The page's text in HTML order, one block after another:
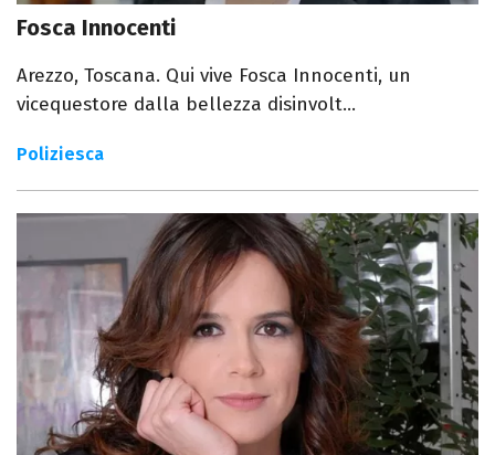
Fosca Innocenti
Arezzo, Toscana. Qui vive Fosca Innocenti, un
vicequestore dalla bellezza disinvolt...
Poliziesca